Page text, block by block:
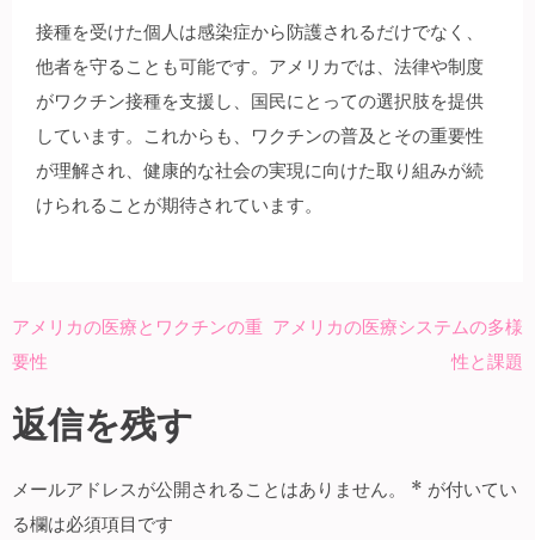
接種を受けた個人は感染症から防護されるだけでなく、
他者を守ることも可能です。アメリカでは、法律や制度
がワクチン接種を支援し、国民にとっての選択肢を提供
しています。これからも、ワクチンの普及とその重要性
が理解され、健康的な社会の実現に向けた取り組みが続
けられることが期待されています。
投
ナ
ビ
ゲ
ー
アメリカの医療とワクチンの重
要性
アメリカの医療システムの多様
性と課題
返信を残す
メールアドレスが公開されることはありません。 * が付いてい
る欄は必須項目です